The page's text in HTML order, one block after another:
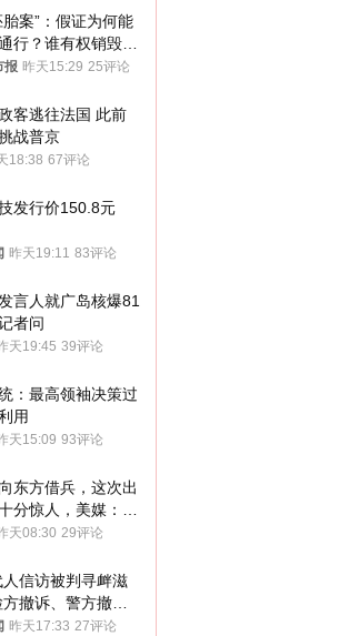
胎案”：假证为何能
行？谁有权销毁胚
报 昨天15:29 25评论
客逃往法国 此前
战普京
18:38 67评论
发行价150.8元
昨天19:11 83评论
言人就广岛核爆81
者问
天19:45 39评论
：最高领袖决策过
用
天15:09 93评论
东方借兵，这次出
分惊人，美媒：俄
格？
天08:30 29评论
人信访被判寻衅滋
方撤诉、警方撤
告人获国赔
昨天17:33 27评论